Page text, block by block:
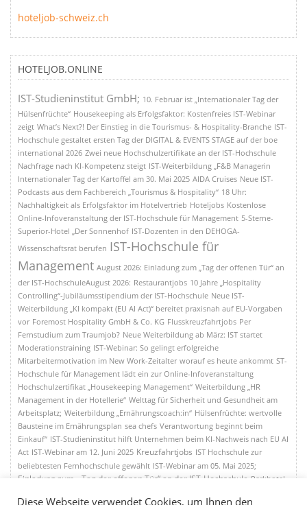
hoteljob-schweiz.ch
HOTELJOB.ONLINE
IST-Studieninstitut GmbH; 10. Februar ist „Internationaler Tag der
Hülsenfrüchte“ Housekeeping als Erfolgsfaktor: Kostenfreies IST-Webinar
zeigt What’s Next?! Der Einstieg in die Tourismus- & Hospitality-Branche IST-
Hochschule gestaltet ersten Tag der DIGITAL & EVENTS STAGE auf der boe
international 2026 Zwei neue Hochschulzertifikate an der IST-Hochschule
Nachfrage nach KI-Kompetenz steigt IST-Weiterbildung „F&B Managerin
Internationaler Tag der Kartoffel am 30. Mai 2025 AIDA Cruises Neue IST-
Podcasts aus dem Fachbereich „Tourismus & Hospitality“ 18 Uhr:
Nachhaltigkeit als Erfolgsfaktor im Hotelvertrieb Hoteljobs Kostenlose
Online-Infoveranstaltung der IST-Hochschule für Management 5-Sterne-
Superior-Hotel „Der Sonnenhof IST-Dozenten in den DEHOGA-
Wissenschaftsrat berufen IST-Hochschule für
Management August 2026: Einladung zum „Tag der offenen Tür“ an
der IST-HochschuleAugust 2026: Restaurantjobs 10 Jahre „Hospitality
Controlling“-Jubiläumsstipendium der IST-Hochschule Neue IST-
Weiterbildung „KI kompakt (EU AI Act)“ bereitet praxisnah auf EU-Vorgaben
vor Foremost Hospitality GmbH & Co. KG Flusskreuzfahrtjobs Per
Fernstudium zum Traumjob? Neue Weiterbildung ab März: IST startet
Moderationstraining IST-Webinar: So gelingt erfolgreiche
Mitarbeitermotivation im New Work-Zeitalter worauf es heute ankommt ST-
Hochschule für Management lädt ein zur Online-Infoveranstaltung
Hochschulzertifikat „Housekeeping Management“ Weiterbildung „HR
Management in der Hotellerie“ Welttag für Sicherheit und Gesundheit am
Arbeitsplatz; Weiterbildung „Ernährungscoach:in“ Hülsenfrüchte: wertvolle
Bausteine im Ernährungsplan sea chefs Verantwortung beginnt beim
Einkauf“ IST-Studieninstitut hilft Unternehmen beim KI-Nachweis nach EU AI
Act IST-Webinar am 12. Juni 2025 Kreuzfahrtjobs IST Hochschule zur
beliebtesten Fernhochschule gewählt IST-Webinar am 05. Mai 2025;
Einladung zum „Tag der offenen Tür“ an der IST-Hochschule Parkhotel
Diese Webseite verwendet Cookies, um Ihnen den